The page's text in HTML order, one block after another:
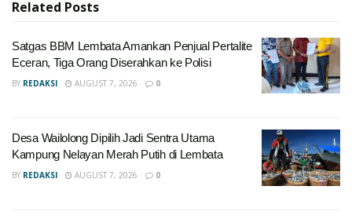
Related Posts
Satgas BBM Lembata Amankan Penjual Pertalite
Eceran, Tiga Orang Diserahkan ke Polisi
BY REDAKSI AUGUST 7, 2026 0
Desa Wailolong Dipilih Jadi Sentra Utama
Kampung Nelayan Merah Putih di Lembata
BY REDAKSI AUGUST 7, 2026 0